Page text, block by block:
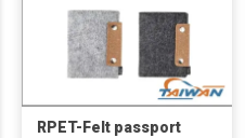
RPET-Felt passport